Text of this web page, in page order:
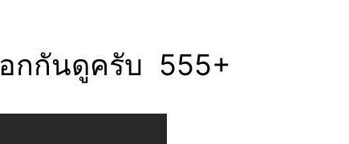
กกันดูครับ 555+